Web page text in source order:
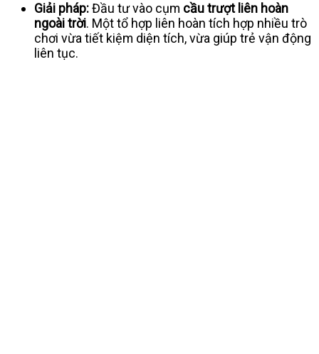
Giải pháp:Đầu tư vào cụm cầu trượt liên hoàn
ngoài trời. Một tổ hợp liên hoàn tích hợp nhiều trò
chơi vừa tiết kiệm diện tích, vừa giúp trẻ vận động
liên tục.